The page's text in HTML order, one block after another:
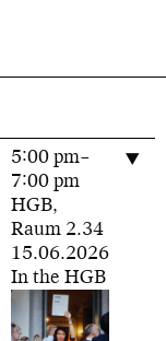
5:00 pm–
7:00 pm
HGB,
Raum 2.34
15.06.2026
In the HGB